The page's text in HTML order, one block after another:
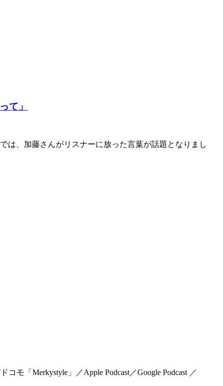
て」
は、加藤さんがリスナーに放った言葉が話題となりまし
モ「Merkystyle」／Apple Podcast／Google Podcast ／